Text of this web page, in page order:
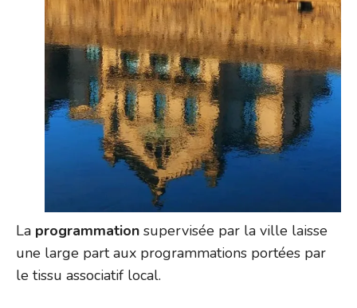
La programmation supervisée par la ville laisse
une large part aux programmations portées par
le tissu associatif local.